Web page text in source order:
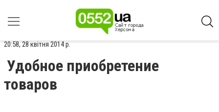
20:58, 28 квітня 2014 р.
Удобное приобретение
товаров